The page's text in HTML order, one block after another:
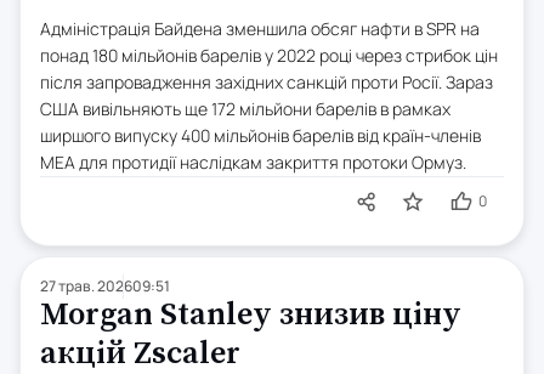
Адміністрація Байдена зменшила обсяг нафти в SPR на
понад 180 мільйонів барелів у 2022 році через стрибок цін
після запровадження західних санкцій проти Росії. Зараз
США вивільняють ще 172 мільйони барелів в рамках
ширшого випуску 400 мільйонів барелів від країн-членів
МЕА для протидії наслідкам закриття протоки Ормуз.
0
27 трав. 202609:51
Morgan Stanley знизив ціну
акцій Zscaler